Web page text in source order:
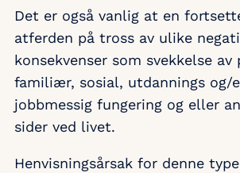
Det er også vanlig at en
atferden på tross av ulike
konsekvenser som svekkelse av
familiær, sosial, utdannings og/
jobbmessig fungering og eller
sider ved livet.
Henvisningsårsak for denne